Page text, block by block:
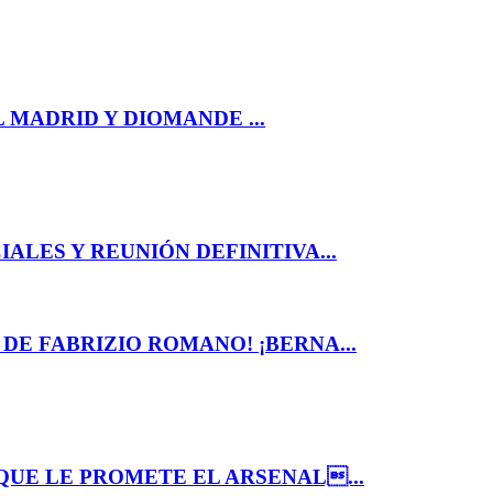
MADRID Y DIOMANDE ...
Y REUNIÓN DEFINITIVA...
FABRIZIO ROMANO! ¡BERNA...
LE PROMETE EL ARSENAL...